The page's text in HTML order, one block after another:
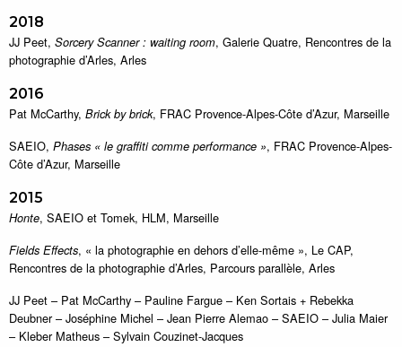
2018
JJ Peet, Sorcery Scanner : waiting room, Galerie Quatre, Rencontres de la
photographie d’Arles, Arles
2016
Pat McCarthy, Brick by brick, FRAC Provence-Alpes-Côte d’Azur, Marseille
SAEIO, Phases « le graffiti comme performance », FRAC Provence-Alpes-
Côte d’Azur, Marseille
2015
Honte, SAEIO et Tomek, HLM, Marseille
Fields Effects, « la photographie en dehors d’elle-même », Le CAP,
Rencontres de la photographie d’Arles, Parcours parallèle, Arles
JJ Peet – Pat McCarthy – Pauline Fargue – Ken Sortais + Rebekka
Deubner – Joséphine Michel – Jean Pierre Alemao – SAEIO – Julia Maier
– Kleber Matheus – Sylvain Couzinet-Jacques